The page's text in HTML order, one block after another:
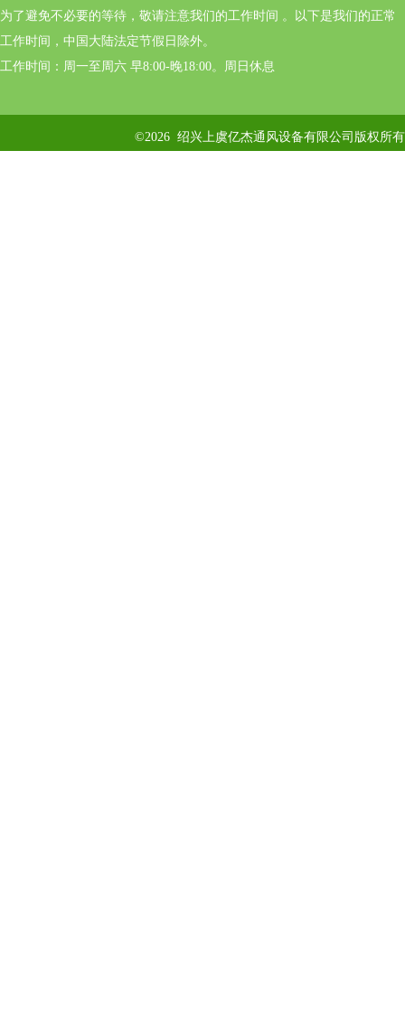
为了避免不必要的等待，敬请注意我们的工作时间 。以下是我们的正常
工作时间，中国大陆法定节假日除外。
工作时间：周一至周六 早8:00-晚18:00。周日休息
©2026 绍兴上虞亿杰通风设备有限公司版权所有